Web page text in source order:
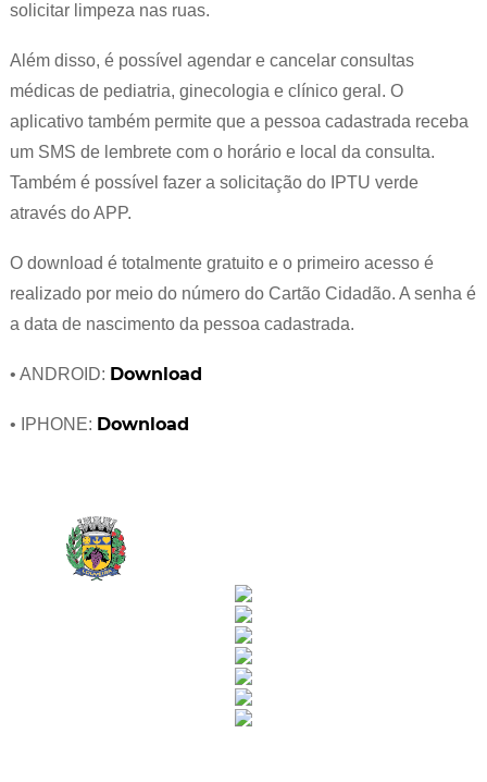
solicitar limpeza nas ruas.
Além disso, é possível agendar e cancelar consultas
médicas de pediatria, ginecologia e clínico geral. O
aplicativo também permite que a pessoa cadastrada receba
um SMS de lembrete com o horário e local da consulta.
Também é possível fazer a solicitação do IPTU verde
através do APP.
O download é totalmente gratuito e o primeiro acesso é
realizado por meio do número do Cartão Cidadão. A senha é
a data de nascimento da pessoa cadastrada.
• ANDROID: Download
• IPHONE: Download